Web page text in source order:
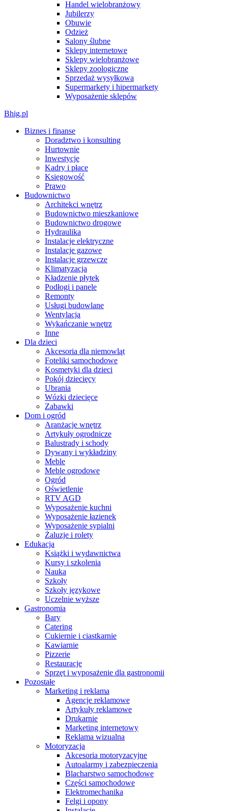
Handel wielobranżowy
Jubilerzy
Obuwie
Odzież
Salony ślubne
Sklepy internetowe
Sklepy wielobranżowe
Sklepy zoologiczne
Sprzedaż wysyłkowa
Supermarkety i hipermarkety
Wyposażenie sklepów
Bhig.pl
Biznes i finanse
Doradztwo i konsulting
Hurtownie
Inwestycje
Kadry i płace
Księgowość
Prawo
Budownictwo
Architekci wnętrz
Budownictwo mieszkaniowe
Budownictwo drogowe
Hydraulika
Instalacje elektryczne
Instalacje gazowe
Instalacje grzewcze
Klimatyzacja
Kładzenie płytek
Podłogi i panele
Remonty
Usługi budowlane
Wentylacja
Wykańczanie wnętrz
Inne
Dla dzieci
Akcesoria dla niemowląt
Foteliki samochodowe
Kosmetyki dla dzieci
Pokój dziecięcy
Ubrania
Wózki dziecięce
Zabawki
Dom i ogród
Aranżacje wnętrz
Artykuły ogrodnicze
Balustrady i schody
Dywany i wykładziny
Meble
Meble ogrodowe
Ogród
Oświetlenie
RTV AGD
Wyposażenie kuchni
Wyposażenie łazienek
Wyposażenie sypialni
Żaluzje i rolety
Edukacja
Książki i wydawnictwa
Kursy i szkolenia
Nauka
Szkoły
Szkoły językowe
Uczelnie wyższe
Gastronomia
Bary
Catering
Cukiernie i ciastkarnie
Kawiarnie
Pizzerie
Restauracje
Sprzęt i wyposażenie dla gastronomii
Pozostałe
Marketing i reklama
Agencje reklamowe
Artykuły reklamowe
Drukarnie
Marketing internetowy
Reklama wizualna
Motoryzacja
Akcesoria motoryzacyjne
Autoalarmy i zabezpieczenia
Blacharstwo samochodowe
Części samochodowe
Elektromechanika
Felgi i opony